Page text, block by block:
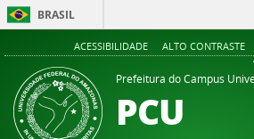
BRASIL
ACESSIBILIDADE ALTO CONTRASTE
Prefeitura do Campus
PCU